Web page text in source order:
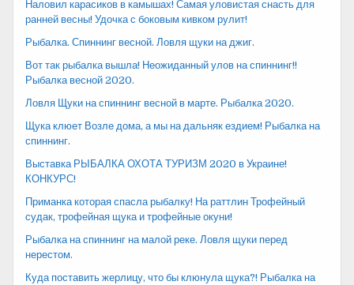
Наловил карасиков в камышах! Самая уловистая снасть для
ранней весны! Удочка с боковым кивком рулит!
Рыбалка. Спиннинг весной. Ловля щуки на джиг.
Вот так рыбалка вышла! Неожиданный улов на спиннинг!!
Рыбалка весной 2020.
Ловля Щуки на спиннинг весной в марте. Рыбалка 2020.
Щука клюет Возле дома, а мы на дальняк ездием! Рыбалка на
спиннинг.
Выставка РЫБАЛКА ОХОТА ТУРИЗМ 2020 в Украине!
КОНКУРС!
Приманка которая спасла рыбалку! На раттлин Трофейный
судак, трофейная щука и трофейные окуни!
Рыбалка на спиннинг на малой реке. Ловля щуки перед
нерестом.
Куда поставить жерлицу, что бы клюнула щука?! Рыбалка на